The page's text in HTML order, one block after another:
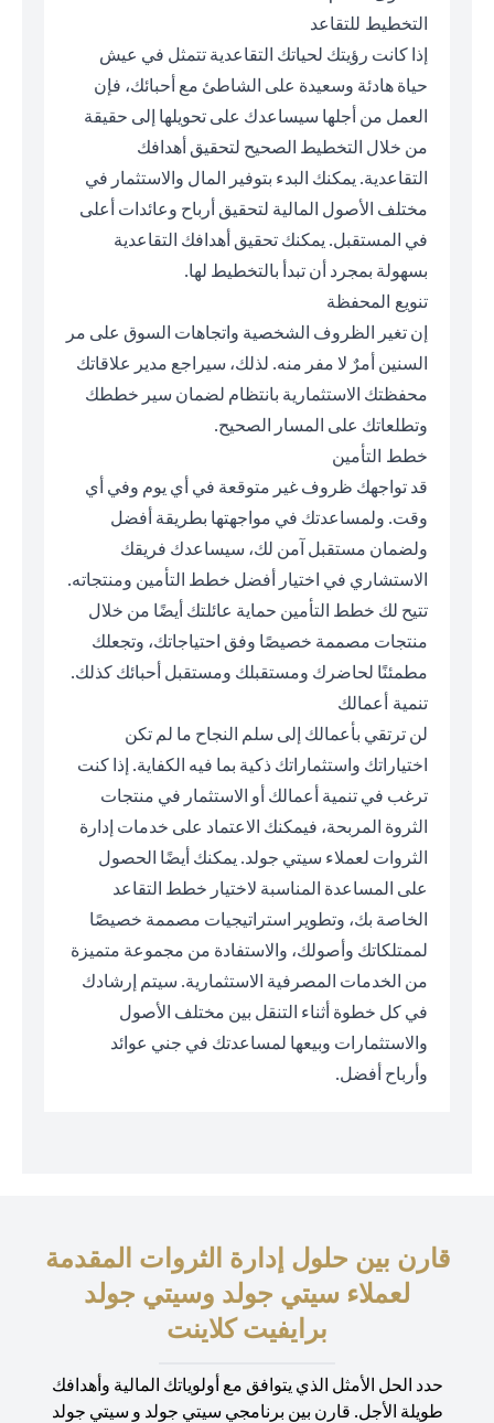
التخطيط للتقاعد
إذا كانت رؤيتك لحياتك التقاعدية تتمثل في عيش
حياة هادئة وسعيدة على الشاطئ مع أحبائك، فإن
العمل من أجلها سيساعدك على تحويلها إلى حقيقة
من خلال التخطيط الصحيح لتحقيق أهدافك
التقاعدية. يمكنك البدء بتوفير المال والاستثمار في
مختلف الأصول المالية لتحقيق أرباح وعائدات أعلى
في المستقبل. يمكنك تحقيق أهدافك التقاعدية
بسهولة بمجرد أن تبدأ بالتخطيط لها.
تنويع المحفظة
إن تغير الظروف الشخصية واتجاهات السوق على مر
السنين أمرٌ لا مفر منه. لذلك، سيراجع مدير علاقاتك
محفظتك الاستثمارية بانتظام لضمان سير خططك
وتطلعاتك على المسار الصحيح.
خطط التأمين
قد تواجهك ظروف غير متوقعة في أي يوم وفي أي
وقت. ولمساعدتك في مواجهتها بطريقة أفضل
ولضمان مستقبل آمن لك، سيساعدك فريقك
الاستشاري في اختيار أفضل خطط التأمين ومنتجاته.
تتيح لك خطط التأمين حماية عائلتك أيضًا من خلال
منتجات مصممة خصيصًا وفق احتياجاتك، وتجعلك
مطمئنًا لحاضرك ومستقبلك ومستقبل أحبائك كذلك.
تنمية أعمالك
لن ترتقي بأعمالك إلى سلم النجاح ما لم تكن
اختياراتك واستثماراتك ذكية بما فيه الكفاية. إذا كنت
ترغب في تنمية أعمالك أو الاستثمار في منتجات
الثروة المربحة، فيمكنك الاعتماد على خدمات إدارة
الثروات لعملاء سيتي جولد. يمكنك أيضًا الحصول
على المساعدة المناسبة لاختيار خطط التقاعد
الخاصة بك، وتطوير استراتيجيات مصممة خصيصًا
لممتلكاتك وأصولك، والاستفادة من مجموعة متميزة
من الخدمات المصرفية الاستثمارية. سيتم إرشادك
في كل خطوة أثناء التنقل بين مختلف الأصول
والاستثمارات وبيعها لمساعدتك في جني عوائد
وأرباح أفضل.
قارن بين حلول إدارة الثروات المقدمة
لعملاء سيتي جولد وسيتي جولد
برايفيت كلاينت
حدد الحل الأمثل الذي يتوافق مع أولوياتك المالية وأهدافك
طويلة الأجل. قارن بين برنامجي سيتي جولد و سيتي جولد